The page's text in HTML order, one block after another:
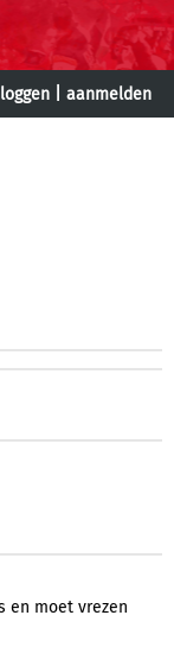
aanmelden
en moet vrezen